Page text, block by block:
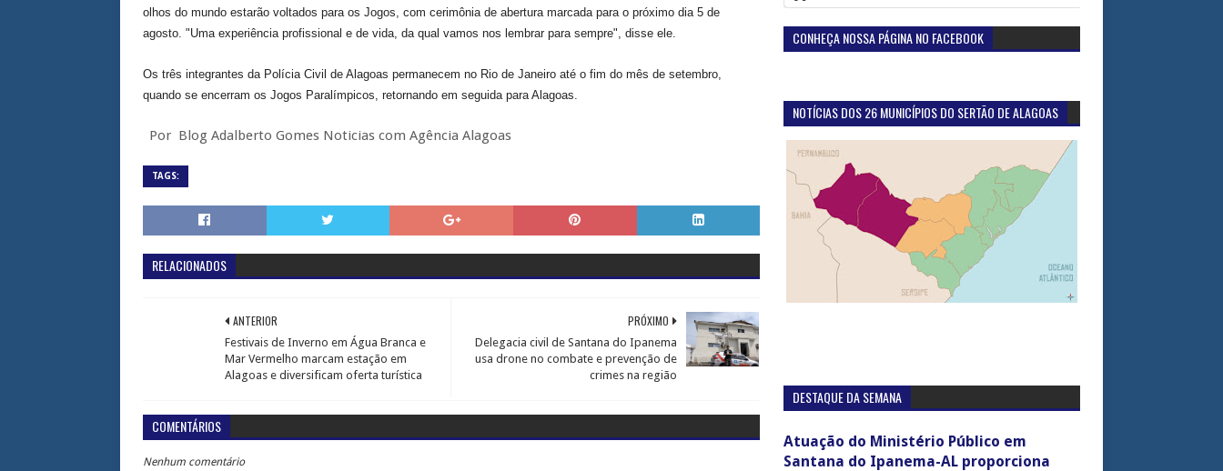
olhos do mundo estarão voltados para os Jogos, com cerimônia de abertura marcada para o próximo dia 5 de
agosto. "Uma experiência profissional e de vida, da qual vamos nos lembrar para sempre", disse ele.
Os três integrantes da Polícia Civil de Alagoas permanecem no Rio de Janeiro até o fim do mês de setembro,
quando se encerram os Jogos Paralímpicos, retornando em seguida para Alagoas.
Por Blog Adalberto Gomes Noticias com Agência Alagoas
TAGS:
RELACIONADOS
PRÓXIMO
Delegacia civil de Santana do Ipanema
usa drone no combate e prevenção de
crimes na região
ANTERIOR
Festivais de Inverno em Água Branca e
Mar Vermelho marcam estação em
Alagoas e diversificam oferta turística
COMENTÁRIOS
Nenhum comentário
CONHEÇA NOSSA PÁGINA NO FACEBOOK
NOTÍCIAS DOS 26 MUNICÍPIOS DO SERTÃO DE ALAGOAS
DESTAQUE DA SEMANA
Atuação do Ministério Público em
Santana do Ipanema-AL proporciona